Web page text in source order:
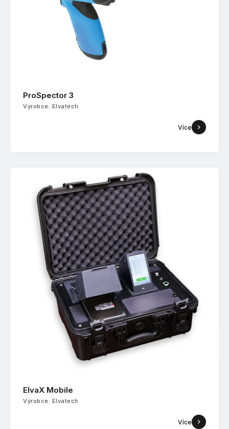
ProSpector 3
Výrobce: Elvatech
Více
ElvaX Mobile
Výrobce: Elvatech
Více